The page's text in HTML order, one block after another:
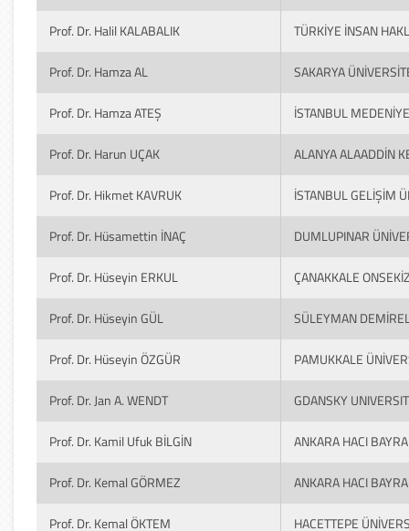
Prof. Dr. Halil KALABALIK TÜRKİYE İNSAN
Prof. Dr. Hamza AL SAKARYA
Prof. Dr. Hamza ATEŞ İSTANBUL
Prof. Dr. Harun UÇAK ALANYA ALAADDİN
Prof. Dr. Hikmet KAVRUK İSTANBUL GELİŞİM
Prof. Dr. Hüsamettin İNAÇ DUMLUPINAR
Prof. Dr. Hüseyin ERKUL ÇANAKKALE
Prof. Dr. Hüseyin GÜL SÜLEYMAN
Prof. Dr. Hüseyin ÖZGÜR PAMUKKALE
Prof. Dr. Jan A. WENDT GDANSKY
Prof. Dr. Kamil Ufuk BİLGİN ANKARA HACI
Prof. Dr. Kemal GÖRMEZ ANKARA HACI
Prof. Dr. Kemal ÖKTEM HACETTEPE